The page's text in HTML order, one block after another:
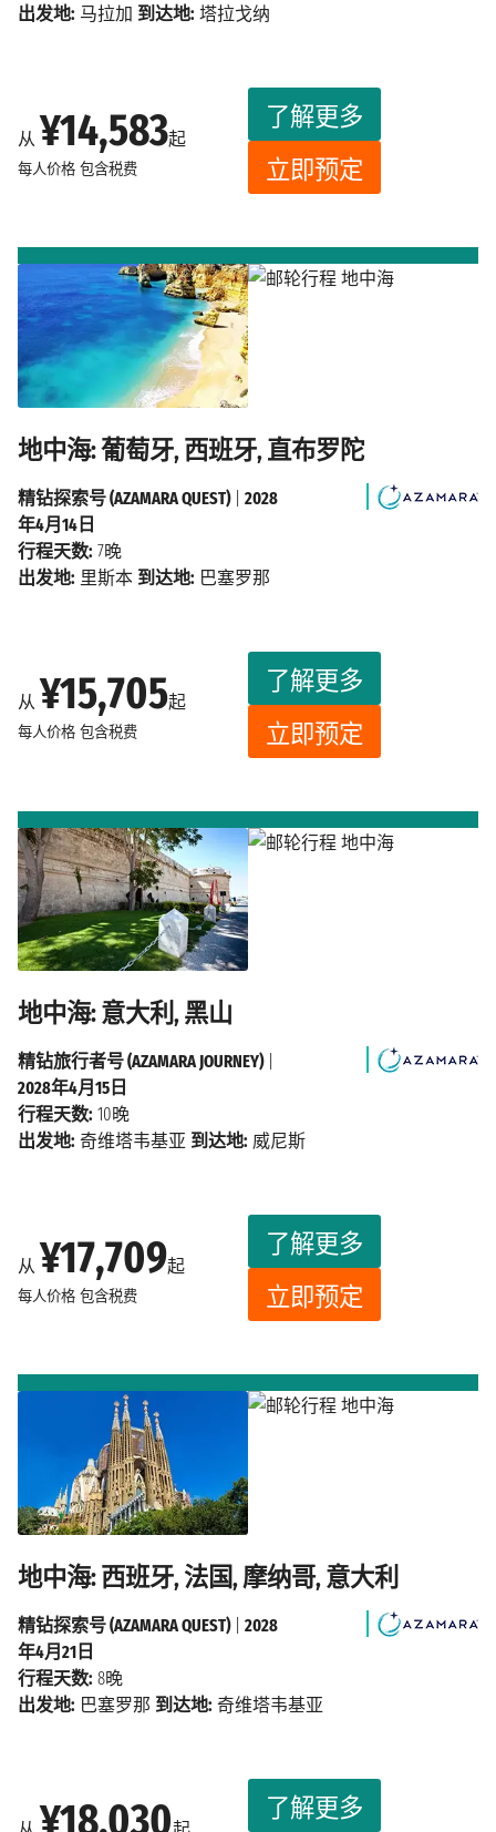
从 ¥14,583起
每人价格 包含税费
了解更多
立即预定
出发地: 马拉加 到达地: 塔拉戈纳
地中海: 葡萄牙, 西班牙, 直布罗陀
从 ¥15,705起
每人价格 包含税费
了解更多
立即预定
精钻探索号 (AZAMARA QUEST)| 2028
年4月14日
行程天数: 7晚
出发地: 里斯本 到达地: 巴塞罗那
地中海: 意大利, 黑山
从 ¥17,709起
每人价格 包含税费
了解更多
立即预定
精钻旅行者号 (AZAMARA JOURNEY)|
2028年4月15日
行程天数: 10晚
出发地: 奇维塔韦基亚 到达地: 威尼斯
地中海: 西班牙, 法国, 摩纳哥, 意大利
了解更多
精钻探索号 (AZAMARA QUEST)| 2028
年4月21日
行程天数: 8晚
出发地: 巴塞罗那 到达地: 奇维塔韦基亚